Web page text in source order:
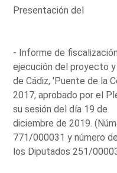
Presentación del
- Informe de
ejecución del proyecto
de Cádiz, 'Puente de la
2017, aprobado por el
su sesión del día 19 de
diciembre de 2019.
771/000031 y número
los Diputados 251/